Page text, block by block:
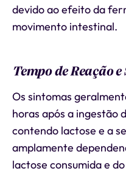
devido ao efeito da
movimento intestinal.
Tempo de Reação
Os sintomas
horas após a ingestão
contendo lactose e a
amplamente
lactose consumida e